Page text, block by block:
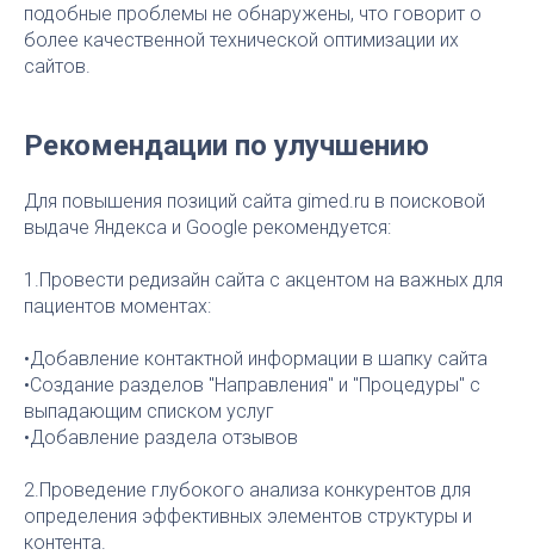
подобные проблемы не обнаружены, что говорит о
более качественной технической оптимизации их
сайтов.
Рекомендации по улучшению
Для повышения позиций сайта gimed.ru в поисковой
выдаче Яндекса и Google рекомендуется:
1.Провести редизайн сайта с акцентом на важных для
пациентов моментах:
•Добавление контактной информации в шапку сайта
•Создание разделов "Направления" и "Процедуры" с
выпадающим списком услуг
•Добавление раздела отзывов
2.Проведение глубокого анализа конкурентов для
определения эффективных элементов структуры и
контента.